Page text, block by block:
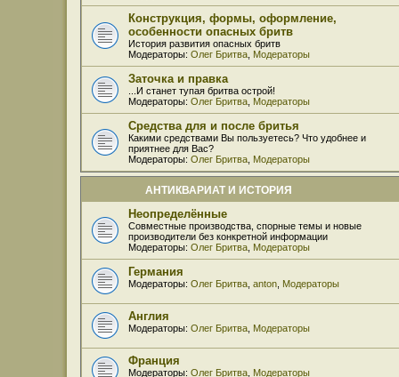
Конструкция, формы, оформление,
особенности опасных бритв
История развития опасных бритв
Модераторы: Олег Бритва Модераторы
Заточка и правка
...И станет тупая бритва острой!
Модераторы: Олег Бритва Модераторы
Средства для и после бритья
Какими средствами Вы пользуетесь? Что удобнее и
приятнее для Вас?
Модераторы: Олег Бритва Модераторы
АНТИКВАРИАТ И ИСТОРИЯ
Неопределённые
Совместные производства, спорные темы и новые
производители без конкретной информации
Модераторы: Олег Бритва Модераторы
Германия
Модераторы: Олег Бритва anton Модераторы
Англия
Модераторы: Олег Бритва Модераторы
Франция
Модераторы: Олег Бритва Модераторы